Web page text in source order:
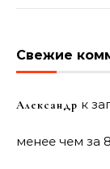
Свежие
Александр к
менее чем за